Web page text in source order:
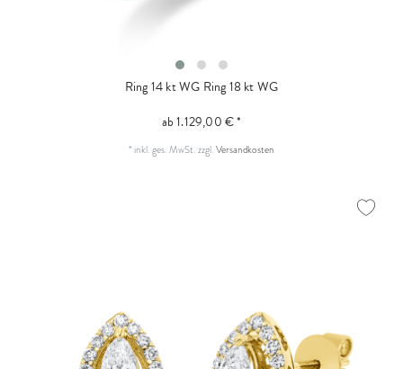
Ring 14 kt WG Ring 18 kt WG
ab 1.129,00 € *
* inkl. ges. MwSt.zzgl.Versandkosten